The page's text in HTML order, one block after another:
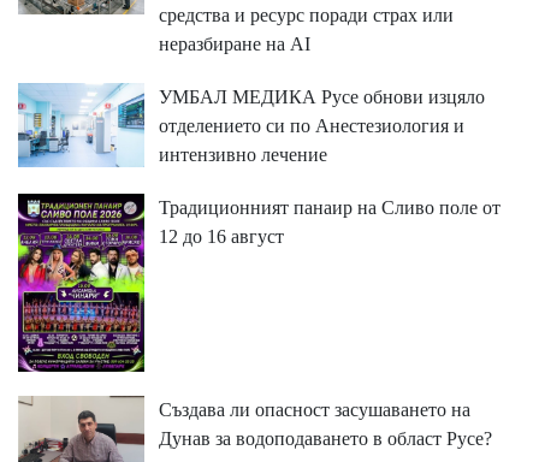
средства и ресурс поради страх или
неразбиране на AI
УМБАЛ МЕДИКА Русе обнови изцяло
отделението си по Анестезиология и
интензивно лечение
Традиционният панаир на Сливо поле от
12 до 16 август
Създава ли опасност засушаването на
Дунав за водоподаването в област Русе?